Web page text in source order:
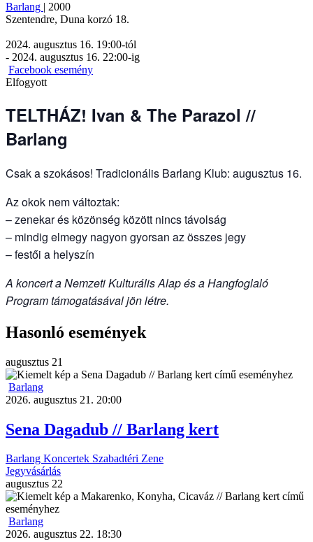
Barlang | 2000
Szentendre, Duna korzó 18.
2024. augusztus 16. 19:00-tól
- 2024. augusztus 16. 22:00-ig
Facebook esemény
Elfogyott
TELTHÁZ! Ivan & The Parazol //
Barlang
Csak a szokásos! Tradicionális Barlang Klub: augusztus 16.
Az okok nem változtak:
– zenekar és közönség között nincs távolság
– mindig elmegy nagyon gyorsan az összes jegy
– festői a helyszín
A koncert a Nemzeti Kulturális Alap és a Hangfoglaló
Program támogatásával jön létre.
Hasonló események
augusztus 21
Barlang
2026. augusztus 21. 20:00
Sena Dagadub // Barlang kert
Barlang Koncertek Szabadtéri Zene
Jegyvásárlás
augusztus 22
Barlang
2026. augusztus 22. 18:30